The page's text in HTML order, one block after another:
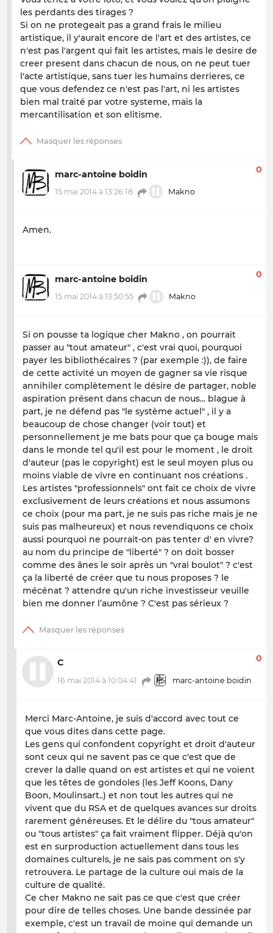
les perdants des tirages ?
Si on ne protegeait pas a grand frais le milieu
artistique, il y'aurait encore de l'art et des artistes, ce
n'est pas l'argent qui fait les artistes, mais le desire de
creer present dans chacun de nous, on ne peut tuer
l'acte artistique, sans tuer les humains derrieres, ce
que vous defendez ce n'est pas l'art, ni les artistes
bien mal traité par votre systeme, mais la
mercantilisation et son elitisme.
marc-antoine boidin
15 mai 2014 à 13:26:18 Makno
0
Amen.
marc-antoine boidin
15 mai 2014 à 13:50:55 Makno
0
Si on pousse ta logique cher Makno , on pourrait
passer au "tout amateur" , c'est vrai quoi, pourquoi
payer les bibliothécaires ? (par exemple :)), de faire
de cette activité un moyen de gagner sa vie risque
annihiler complètement le désire de partager, noble
aspiration présent dans chacun de nous... blague à
part, je ne défend pas "le système actuel" , il y a
beaucoup de chose changer (voir tout) et
personnellement je me bats pour que ça bouge mais
dans le monde tel qu'il est pour le moment , le droit
d'auteur (pas le copyright) est le seul moyen plus ou
moins viable de vivre en continuant nos créations .
Les artistes "professionnels" ont fait ce choix de vivre
exclusivement de leurs créations et nous assumons
ce choix (pour ma part, je ne suis pas riche mais je ne
suis pas malheureux) et nous revendiquons ce choix
aussi pourquoi ne pourrait-on pas tenter d' en vivre?
au nom du principe de "liberté" ? on doit bosser
comme des ânes le soir après un "vrai boulot" ? c'est
ça la liberté de créer que tu nous proposes ? le
mécénat ? attendre qu'un riche investisseur veuille
bien me donner l’aumône ? C'est pas sérieux ?
C
16 mai 2014 à 10:04:41 marc-antoine boidin
0
Merci Marc-Antoine, je suis d'accord avec tout ce
que vous dites dans cette page.
Les gens qui confondent copyright et droit d'auteur
sont ceux qui ne savent pas ce que c'est que de
crever la dalle quand on est artistes et qui ne voient
que les têtes de gondoles (les Jeff Koons, Dany
Boon, Moulinsart..) et non tout les autres qui ne
vivent que du RSA et de quelques avances sur droits
rarement généreuses. Et le délire du "tous amateur"
ou "tous artistes" ça fait vraiment flipper. Déjà qu'on
est en surproduction actuellement dans tous les
domaines culturels, je ne sais pas comment on s'y
retrouvera. Le partage de la culture oui mais de la
culture de qualité.
Ce cher Makno ne sait pas ce que c'est que créer
pour dire de telles choses. Une bande dessinée par
exemple, c'est un travail de moine qui demande un